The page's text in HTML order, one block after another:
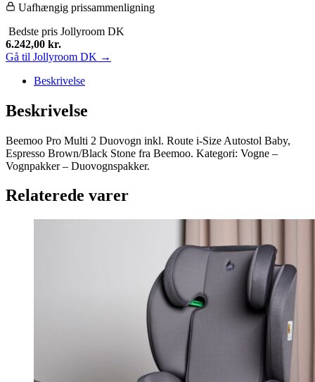
Uafhængig prissammenligning
Bedste pris Jollyroom DK
6.242,00 kr.
Gå til Jollyroom DK →
Beskrivelse
Beskrivelse
Beemoo Pro Multi 2 Duovogn inkl. Route i-Size Autostol Baby,
Espresso Brown/Black Stone fra Beemoo. Kategori: Vogne –
Vognpakker – Duovognspakker.
Relaterede varer